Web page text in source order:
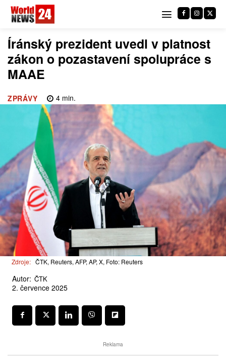
Íránský prezident uvedl v platnost
zákon o pozastavení spolupráce s
MAAE
ZPRÁVY 4 min.
Zdroje: ČTK, Reuters, AFP, AP, X, Foto: Reuters
Autor: ČTK
2. července 2025
Reklama